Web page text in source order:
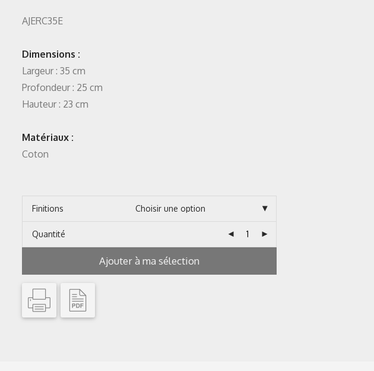
AJERC35E
Dimensions :
Largeur : 35 cm
Profondeur : 25 cm
Hauteur : 23 cm
Matériaux :
Coton
Finitions
Quantité
Ajouter à ma sélection